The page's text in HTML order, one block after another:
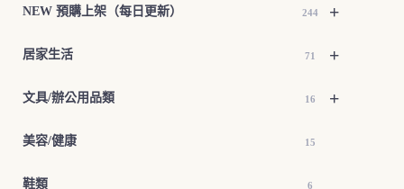
+
NEW 預購上架（每日更新） 244
+
居家生活 71
+
文具/辦公用品類 16
美容/健康 15
鞋類 6